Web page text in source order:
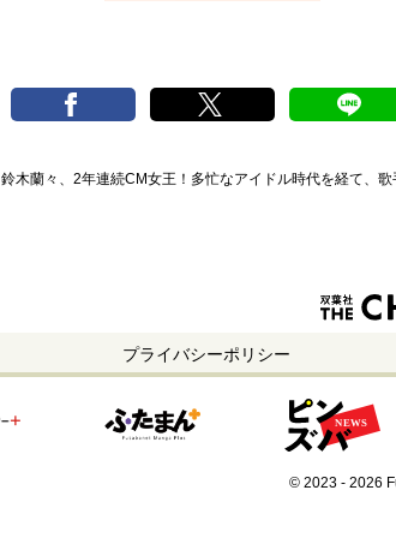
鈴木蘭々、2年連続CM女王！多忙なアイドル時代を経て、
プライバシーポリシー
© 2023 - 2026